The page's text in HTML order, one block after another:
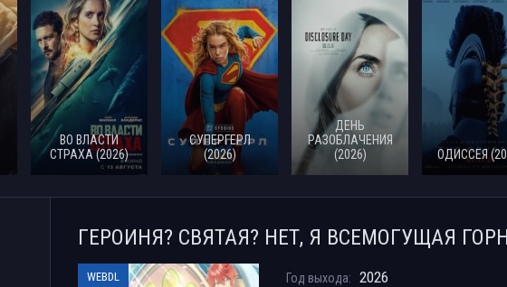
ВО ВЛАСТИ
СТРАХА (2026)
СУПЕРГЕРЛ
(2026)
ДЕНЬ
РАЗОБЛАЧЕНИЯ
(2026)
ОДИССЕЯ
ГЕРОИНЯ? СВЯТАЯ? НЕТ, Я ВСЕМОГУЩАЯ
WEBDL Год выхода: 2026